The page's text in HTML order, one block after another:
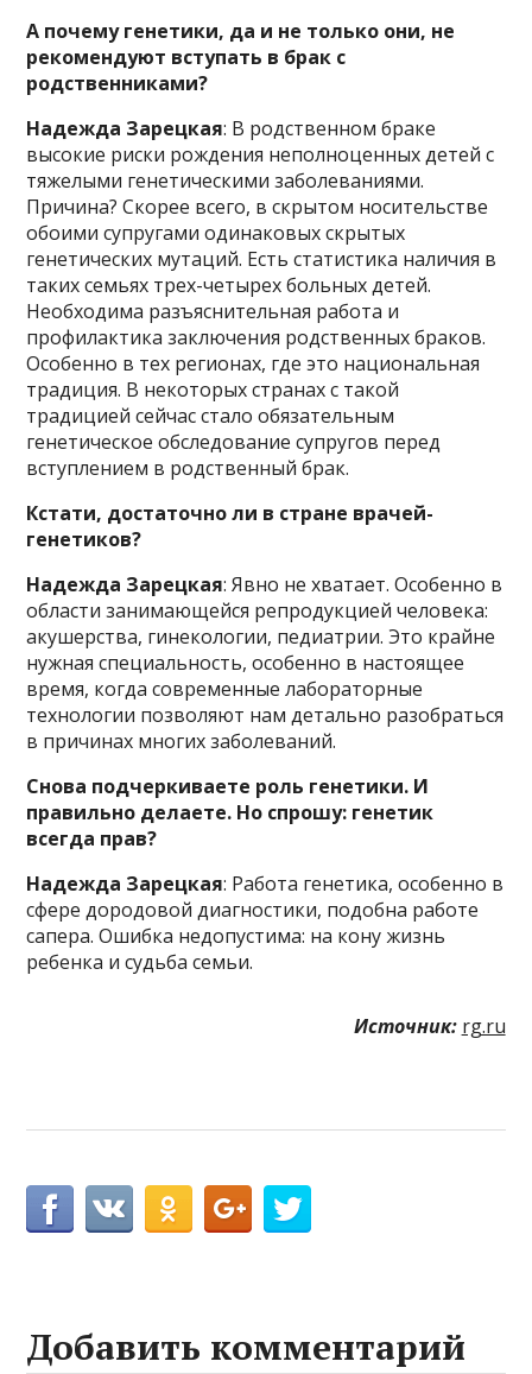
А почему генетики, да и не только они, не
рекомендуют вступать в брак с
родственниками?
Надежда Зарецкая: В родственном браке
высокие риски рождения неполноценных детей с
тяжелыми генетическими заболеваниями.
Причина? Скорее всего, в скрытом носительстве
обоими супругами одинаковых скрытых
генетических мутаций. Есть статистика наличия в
таких семьях трех-четырех больных детей.
Необходима разъяснительная работа и
профилактика заключения родственных браков.
Особенно в тех регионах, где это национальная
традиция. В некоторых странах с такой
традицией сейчас стало обязательным
генетическое обследование супругов перед
вступлением в родственный брак.
Кстати, достаточно ли в стране врачей-
генетиков?
Надежда Зарецкая: Явно не хватает. Особенно в
области занимающейся репродукцией человека:
акушерства, гинекологии, педиатрии. Это крайне
нужная специальность, особенно в настоящее
время, когда современные лабораторные
технологии позволяют нам детально разобраться
в причинах многих заболеваний.
Снова подчеркиваете роль генетики. И
правильно делаете. Но спрошу: генетик
всегда прав?
Надежда Зарецкая: Работа генетика, особенно в
сфере дородовой диагностики, подобна работе
сапера. Ошибка недопустима: на кону жизнь
ребенка и судьба семьи.
Источник: rg.ru
Добавить комментарий